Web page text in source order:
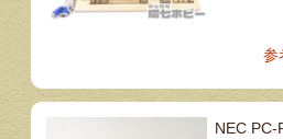
参
NEC PC-